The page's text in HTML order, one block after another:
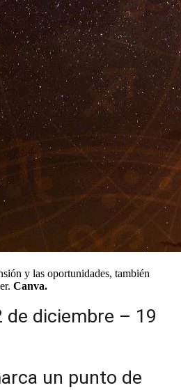
y las oportunidades, también
Canva.
de diciembre – 19
un punto de